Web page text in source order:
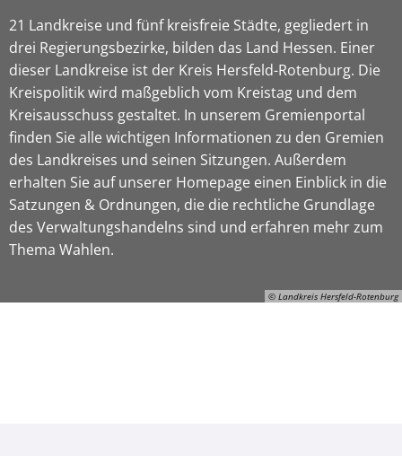
© Landkreis Hersfeld-Rotenburg
21 Landkreise und fünf kreisfreie Städte, gegliedert in
drei Regierungsbezirke, bilden das Land Hessen. Einer
dieser Landkreise ist der Kreis Hersfeld-Rotenburg. Die
Kreispolitik wird maßgeblich vom Kreistag und dem
Kreisausschuss gestaltet. In unserem Gremienportal
finden Sie alle wichtigen Informationen zu den Gremien
des Landkreises und seinen Sitzungen. Außerdem
erhalten Sie auf unserer Homepage einen Einblick in die
Satzungen & Ordnungen, die die rechtliche Grundlage
des Verwaltungshandelns sind und erfahren mehr zum
Thema Wahlen.